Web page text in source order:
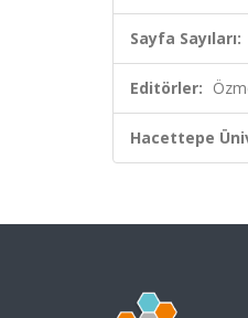
Sayfa Sayıları:
Editörler:
Hacettepe